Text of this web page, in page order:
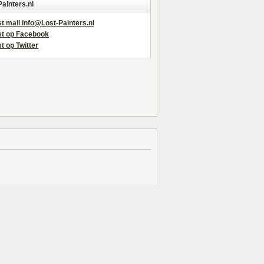
mail info@Lost-Painters.nl
op Facebook
op Twitter